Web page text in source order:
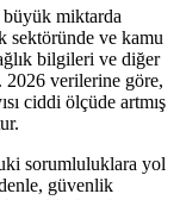
büyük miktarda
sektöründe ve kamu
bilgileri ve diğer
2026 verilerine göre,
ciddi ölçüde artmış
sorumluluklara yol
güvenlik